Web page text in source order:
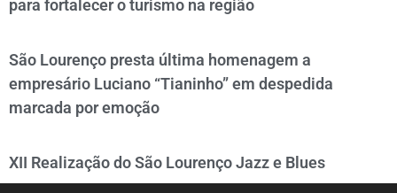
para fortalecer o turismo na região
São Lourenço presta última homenagem a
empresário Luciano “Tianinho” em despedida
marcada por emoção
XII Realização do São Lourenço Jazz e Blues